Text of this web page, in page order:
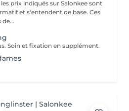
prix indiqués sur Salonkee sont
et s'entendent de base. Ces
Soin et fixation en supplément.